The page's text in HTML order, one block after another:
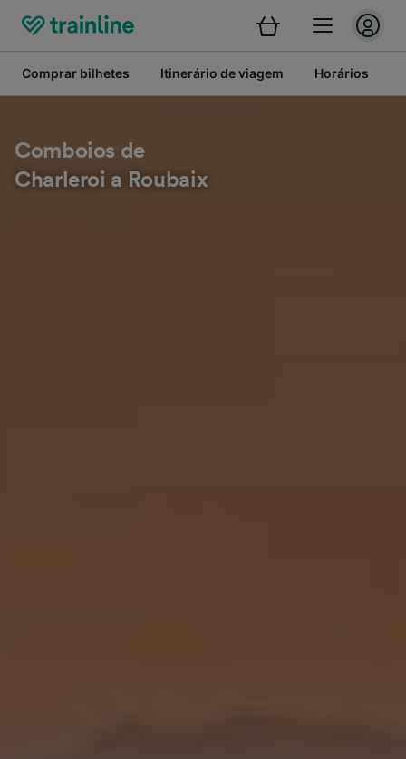
Comprar bilhetes Itinerário de viagem Horários
Comboios de
Charleroi a Roubaix